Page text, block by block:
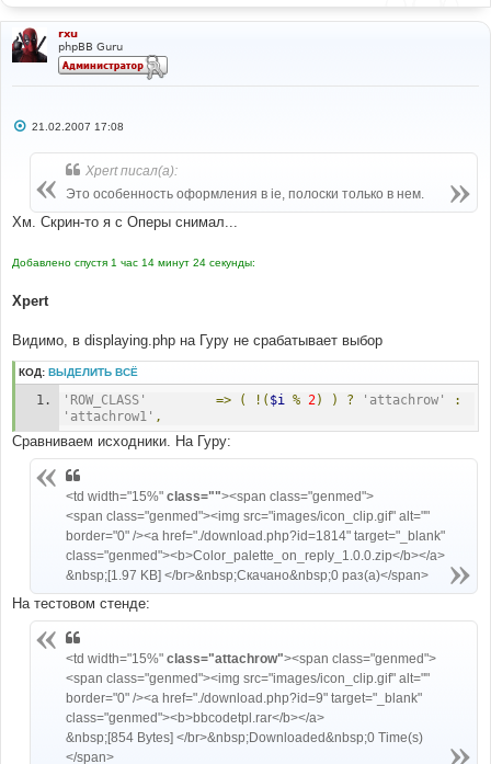
rxu
phpBB Guru
С
е
21.02.2007 17:08
Xpert писал(а):
Это особенность оформления в ie, полоски только в нем.
Хм. Скрин-то я с Оперы снимал...
Добавлено спустя 1 час 14 минут 24 секунды:
Xpert
Видимо, в displaying.php на Гуру не срабатывает выбор
КОД: ВЫДЕЛИТЬ ВСЁ
'ROW_CLASS' => ( !( $i % 2) ) ? 'attachrow'
:
'attachrow1' ,
Сравниваем исходники. На Гуру:
<td width="15%" class=""><span class="genmed">
<span class="genmed"><img src="images/icon_clip.gif" alt=""
border="0" /><a href="./download.php?id=1814" target="_blank"
class="genmed"><b>Color_palette_on_reply_1.0.0.zip</b></a>
&nbsp;[1.97 KB] </br>&nbsp;Скачано&nbsp;0 раз(а)</span>
На тестовом стенде:
<td width="15%" class="attachrow"><span class="genmed">
<span class="genmed"><img src="images/icon_clip.gif" alt=""
border="0" /><a href="./download.php?id=9" target="_blank"
class="genmed"><b>bbcodetpl.rar</b></a>
&nbsp;[854 Bytes] </br>&nbsp;Downloaded&nbsp;0 Time(s)
</span>